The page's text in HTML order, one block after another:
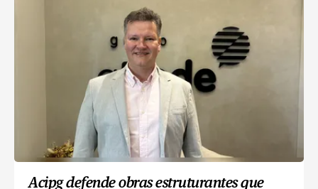
Acipg defende obras estruturantes que